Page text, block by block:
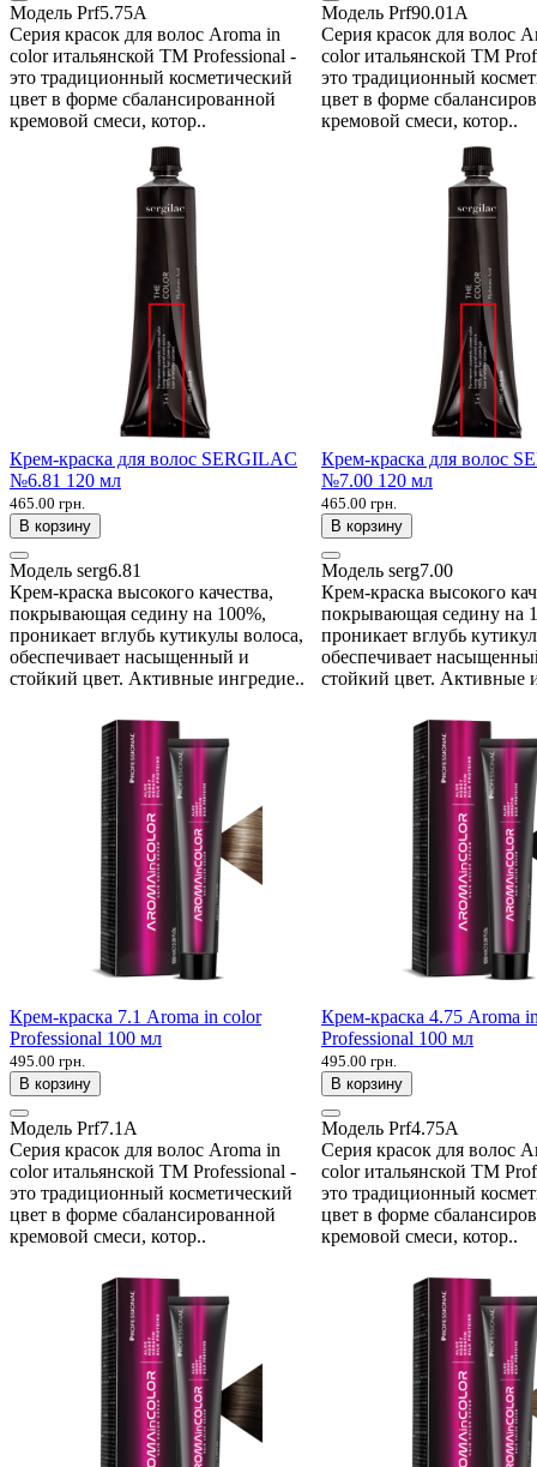
Модель Prf5.75A
Серия красок для волос Aroma in
color итальянской ТМ Professional -
это традиционный косметический
цвет в форме сбалансированной
кремовой смеси, котор..
Модель Prf90.01A
Серия красок для волос
color итальянской ТМ
это традиционный
цвет в форме
кремовой смеси, котор..
Крем-краска для волос SERGILAC
№6.81 120 мл
465.00 грн.
В корзину
Модель serg6.81
Крем-краска высокого качества,
покрывающая седину на 100%,
проникает вглубь кутикулы волоса,
обеспечивает насыщенный и
стойкий цвет. Активные ингредие..
Крем-краска для волос
№7.00 120 мл
465.00 грн.
В корзину
Модель serg7.00
Крем-краска высокого
покрывающая седину на
проникает вглубь
обеспечивает
стойкий цвет. Активные
Крем-краска 7.1 Aroma in color
Professional 100 мл
495.00 грн.
В корзину
Модель Prf7.1A
Серия красок для волос Aroma in
color итальянской ТМ Professional -
это традиционный косметический
цвет в форме сбалансированной
кремовой смеси, котор..
Крем-краска 4.75 Aroma
Professional 100 мл
495.00 грн.
В корзину
Модель Prf4.75A
Серия красок для волос
color итальянской ТМ
это традиционный
цвет в форме
кремовой смеси, котор..